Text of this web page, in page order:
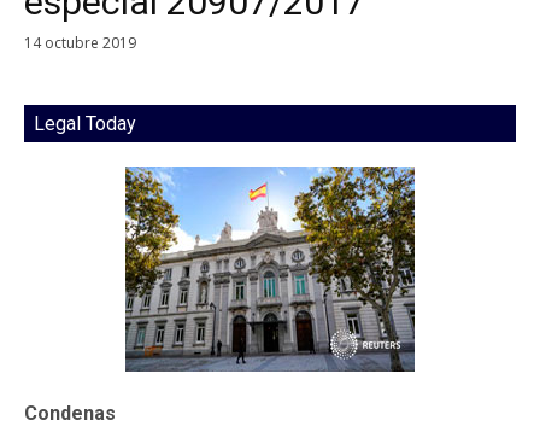
14 octubre 2019
Legal Today
Condenas